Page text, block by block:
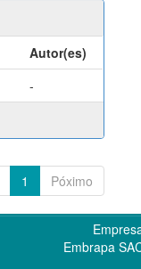
Autor(es)
-
1 Póximo
Embrapa